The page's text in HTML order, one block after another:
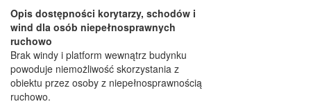
Opis dostępności korytarzy, schodów i
wind dla osób niepełnosprawnych
ruchowo
Brak windy i platform wewnątrz budynku
powoduje niemożliwość skorzystania z
obiektu przez osoby z niepełnosprawnością
ruchowo.